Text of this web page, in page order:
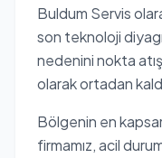
Buldum Servis
son teknoloji
nedenini nokta
olarak ortadan
Bölgenin en
firmamız, acil